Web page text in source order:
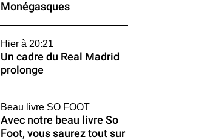
Monégasques
Hier à 20:21
Un cadre du Real Madrid
prolonge
Beau livre SO FOOT
Avec notre beau livre So
Foot, vous saurez tout sur